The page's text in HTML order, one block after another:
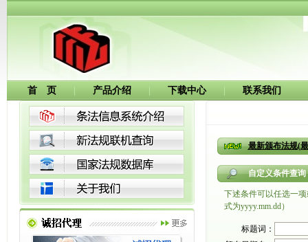
首 页 产品介绍 下载中心 联系我们
最新颁布法规(
自定义条件查询
下述条件可以任选一
式为yyyy.mm.dd）
标题词：